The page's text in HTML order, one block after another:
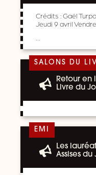
Crédits : Gaël
Jeudi 9 avril
SALONS DU
Retour en
Livre du
EMI
Les
Assises